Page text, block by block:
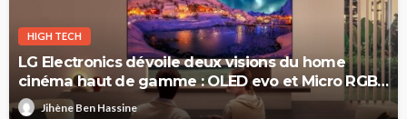
HIGH TECH
LG Electronics dévoile deux visions du home
cinéma haut de gamme : OLED evo et Micro RGB
evoJihène Ben Hassine